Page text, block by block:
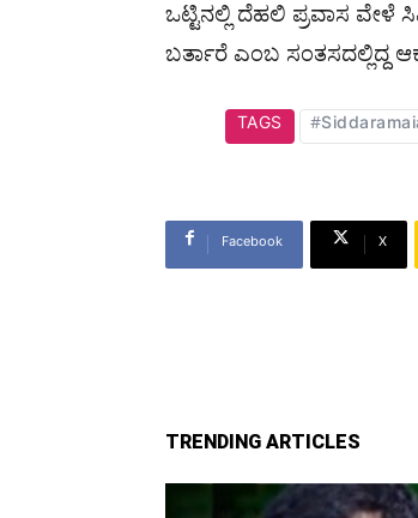
ಒಟ್ಟಿನಲ್ಲಿ ದೆಹಲಿ ಪ್ರವಾಸ ವೇಳೆ
ಬರ್ತಾರೆ ಎಂಬ ಸಂತಸದಲ್ಲಿದ್ದ
TAGS
Facebook X
TRENDING ARTICLES